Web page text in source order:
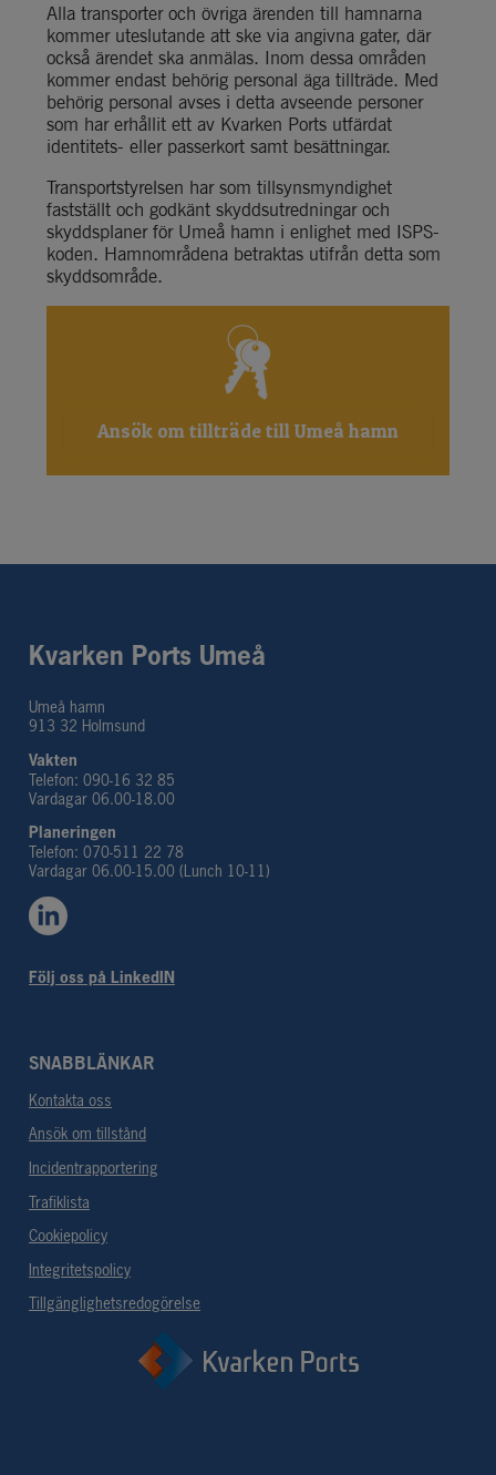
Alla transporter och övriga ärenden till hamnarna
kommer uteslutande att ske via angivna gater, där
också ärendet ska anmälas. Inom dessa områden
kommer endast behörig personal äga tillträde. Med
behörig personal avses i detta avseende personer
som har erhållit ett av Kvarken Ports utfärdat
identitets- eller passerkort samt besättningar.
Transportstyrelsen har som tillsynsmyndighet
fastställt och godkänt skyddsutredningar och
skyddsplaner för Umeå hamn i enlighet med ISPS-
koden. Hamnområdena betraktas utifrån detta som
skyddsområde.
Ansök om tillträde till Umeå hamn
Kvarken Ports Umeå
Umeå hamn
913 32 Holmsund
Vakten
Telefon: 090-16 32 85
Vardagar 06.00-18.00
Planeringen
Telefon: 070-511 22 78
Vardagar 06.00-15.00 (Lunch 10-11)
Följ oss på LinkedIN
SNABBLÄNKAR
Kontakta oss
Ansök om tillstånd
Incidentrapportering
Trafiklista
Cookiepolicy
Integritetspolicy
Tillgänglighetsredogörelse